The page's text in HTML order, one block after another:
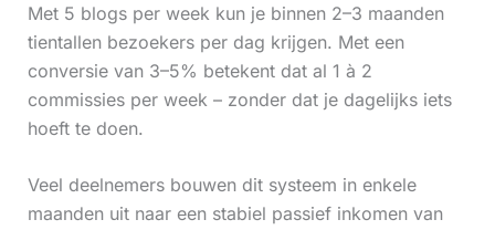
Met 5 blogs per week kun je binnen 2–3 maanden
tientallen bezoekers per dag krijgen. Met een
conversie van 3–5% betekent dat al 1 à 2
commissies per week – zonder dat je dagelijks iets
hoeft te doen.
Veel deelnemers bouwen dit systeem in enkele
maanden uit naar een stabiel passief inkomen van